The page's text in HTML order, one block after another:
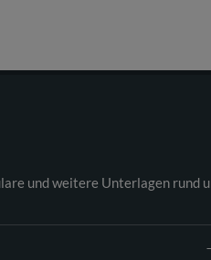
und weitere Unterlagen rund